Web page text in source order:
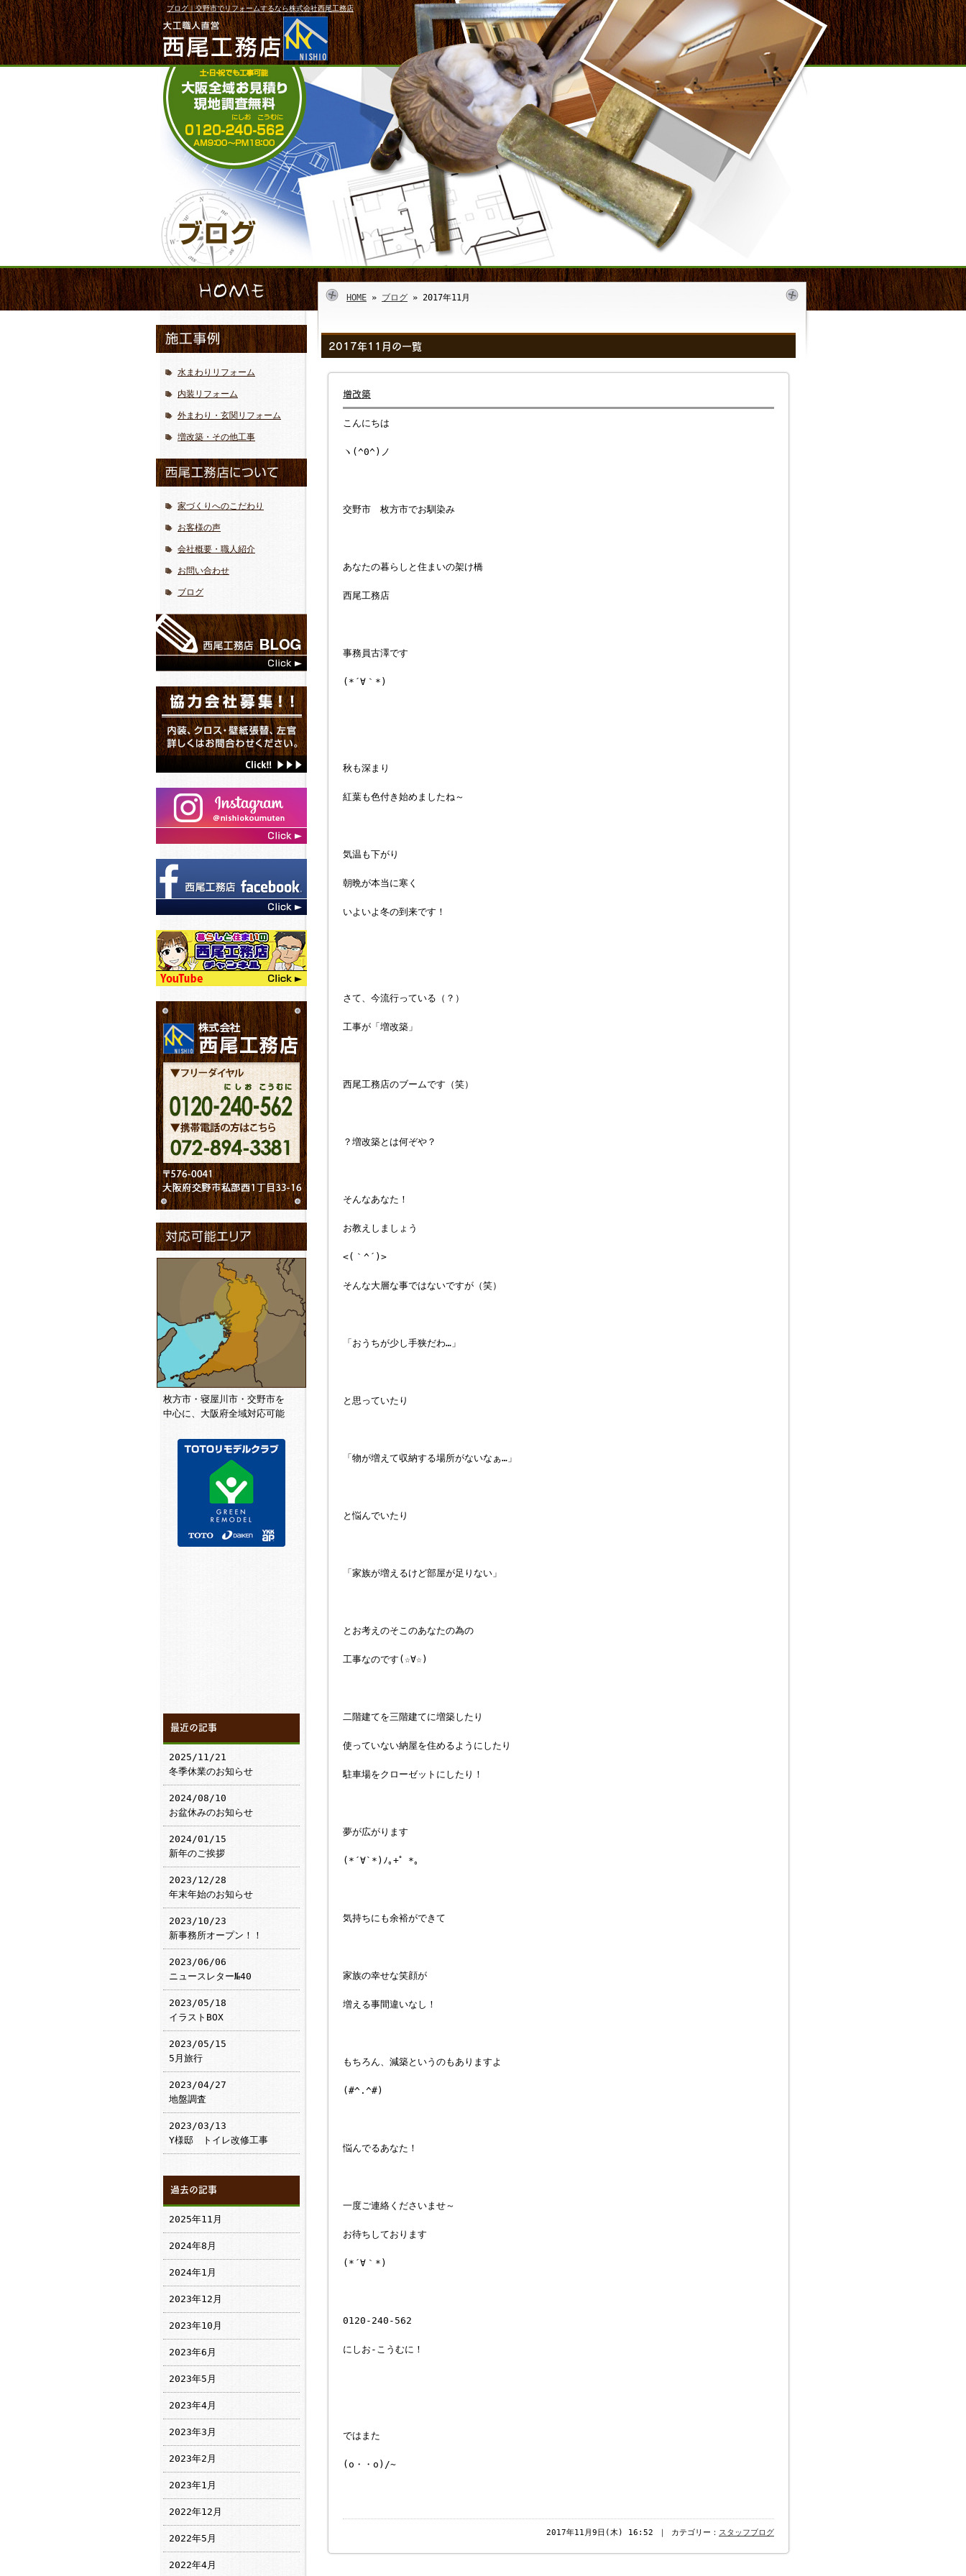
ブログ｜交野市でリフォームするなら株式会社西尾工務店
HOME » ブログ » 2017年11月
2017年11月の一覧
増改築
こんにちは
ヽ(^0^)ノ
交野市 枚方市でお馴染み
あなたの暮らしと住まいの架け橋
西尾工務店
事務員古澤です
(*´∀｀*)
秋も深まり
紅葉も色付き始めましたね～
気温も下がり
朝晩が本当に寒く
いよいよ冬の到来です！
さて、今流行っている（？）
工事が「増改築」
西尾工務店のブームです（笑）
？増改築とは何ぞや？
そんなあなた！
お教えしましょう
<(｀^´)>
そんな大層な事ではないですが（笑）
「おうちが少し手狭だわ…」
と思っていたり
「物が増えて収納する場所がないなぁ…」
と悩んでいたり
「家族が増えるけど部屋が足りない」
とお考えのそこのあなたの為の
工事なのです(☆∀☆)
二階建てを三階建てに増築したり
使っていない納屋を住めるようにしたり
駐車場をクローゼットにしたり！
夢が広がります
(*´∀`*)ﾉ｡+゜*｡
気持ちにも余裕ができて
家族の幸せな笑顔が
増える事間違いなし！
もちろん、減築というのもありますよ
(#^.^#)
悩んでるあなた！
一度ご連絡くださいませ～
お待ちしております
(*´∀｀*)
0120-240-562
にしお-こうむに！
ではまた
(o・・o)/~
2017年11月9日(木) 16:52 ｜ カテゴリー： スタッフブログ
水まわりリフォーム
内装リフォーム
外まわり・玄関リフォーム
増改築・その他工事
家づくりへのこだわり
お客様の声
会社概要・職人紹介
お問い合わせ
ブログ
枚方市・寝屋川市・交野市を
中心に、大阪府全域対応可能
最近の記事
2025/11/21
冬季休業のお知らせ
2024/08/10
お盆休みのお知らせ
2024/01/15
新年のご挨拶
2023/12/28
年末年始のお知らせ
2023/10/23
新事務所オープン！！
2023/06/06
ニュースレター№40
2023/05/18
イラストBOX
2023/05/15
5月旅行
2023/04/27
地盤調査
2023/03/13
Y様邸 トイレ改修工事
過去の記事
2025年11月
2024年8月
2024年1月
2023年12月
2023年10月
2023年6月
2023年5月
2023年4月
2023年3月
2023年2月
2023年1月
2022年12月
2022年5月
2022年4月